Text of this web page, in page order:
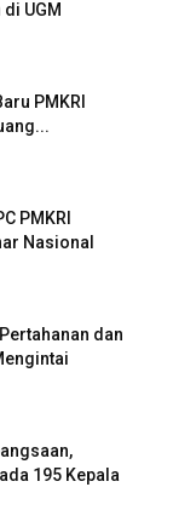
UGM
PMKRI
PMKRI
Nasional
dan
195 Kepala